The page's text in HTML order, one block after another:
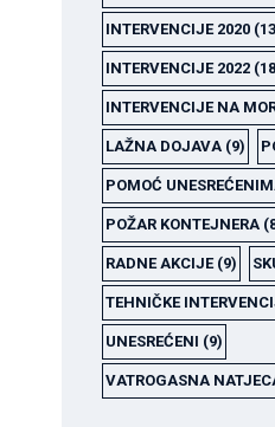
INTERVENCIJE 2020
INTERVENCIJE 2022
INTERVENCIJE NA
LAŽNA DOJAVA(9)
POMOĆ
POŽAR KONTEJNERA
RADNE AKCIJE(9)
TEHNIČKE
UNESREĆENI (9)
VATROGASNA